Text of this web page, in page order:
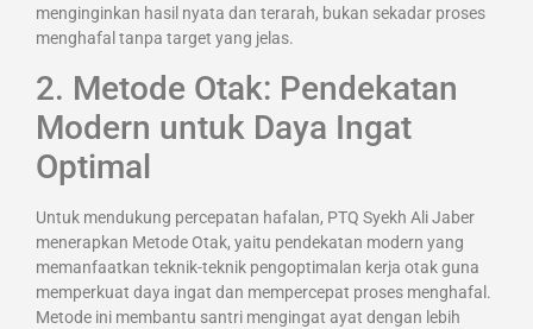
menginginkan hasil nyata dan terarah, bukan sekadar proses
menghafal tanpa target yang jelas.
2. Metode Otak: Pendekatan
Modern untuk Daya Ingat
Optimal
Untuk mendukung percepatan hafalan, PTQ Syekh Ali Jaber
menerapkan Metode Otak, yaitu pendekatan modern yang
memanfaatkan teknik-teknik pengoptimalan kerja otak guna
memperkuat daya ingat dan mempercepat proses menghafal.
Metode ini membantu santri mengingat ayat dengan lebih